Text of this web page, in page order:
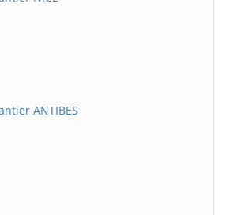
ANTIBES